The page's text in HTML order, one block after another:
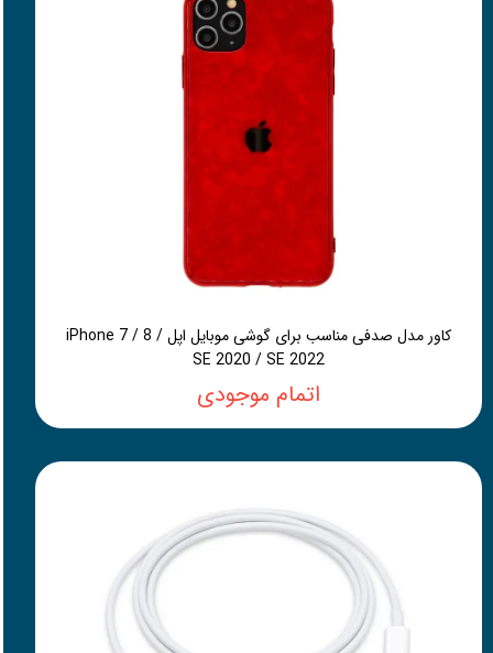
کاور مدل صدفی مناسب برای گوشی موبایل اپل iPhone 7 / 8 /
SE 2020 / SE 2022
اتمام موجودی